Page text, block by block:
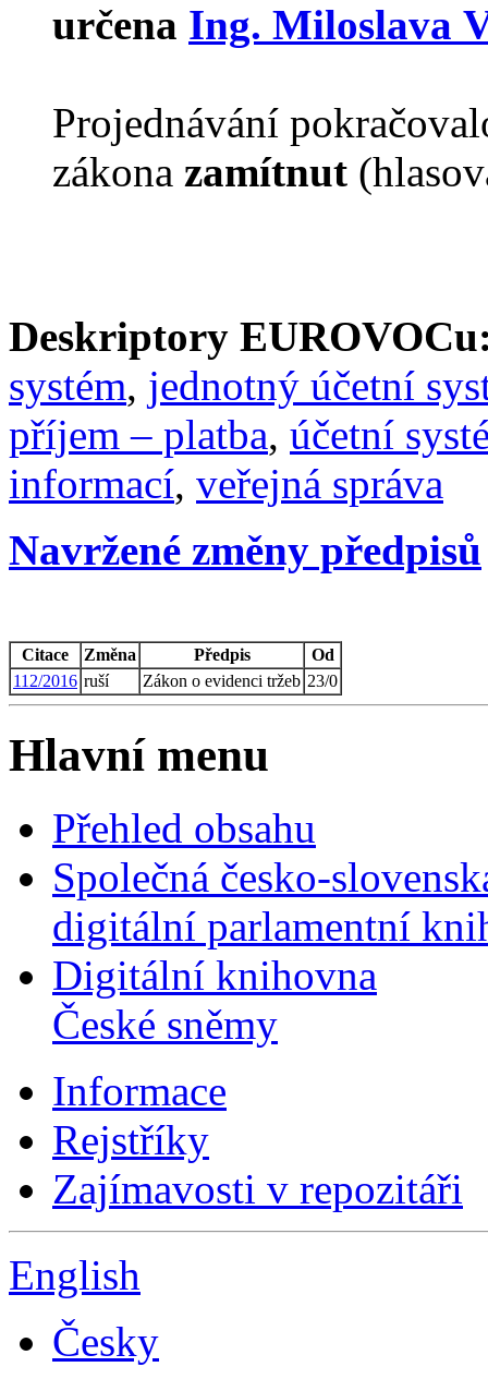
určena Ing. Miloslava
Projednávání
zákona zamítnut
Deskriptory
systém, jednotný účetní
příjem – platba, účetní
informací, veřejná správa
Navržené změny předpisů
Citace Změna Předpis
Od
112/2016 ruší Zákon o evidenci tržeb 23/0
Hlavní menu
Přehled obsahu
Společná česko-
digitální parlamentní
Digitální knihovna
České sněmy
Informace
Rejstříky
Zajímavosti v repozitáři
English
Česky